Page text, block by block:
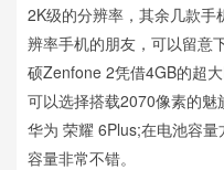
2K级的分辨率，其余几款
辨率手机的朋友，可以留意
硕Zenfone 2凭借4GB的超
可以选择搭载2070像素的
华为 荣耀 6Plus;在电池容
容量非常不错。